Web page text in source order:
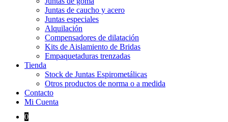
Juntas de caucho y acero
Juntas especiales
Alquilación
Compensadores de dilatación
Kits de Aislamiento de Bridas
Empaquetaduras trenzadas
Tienda
Stock de Juntas Espirometálicas
Otros productos de norma o a medida
Contacto
Mi Cuenta
0